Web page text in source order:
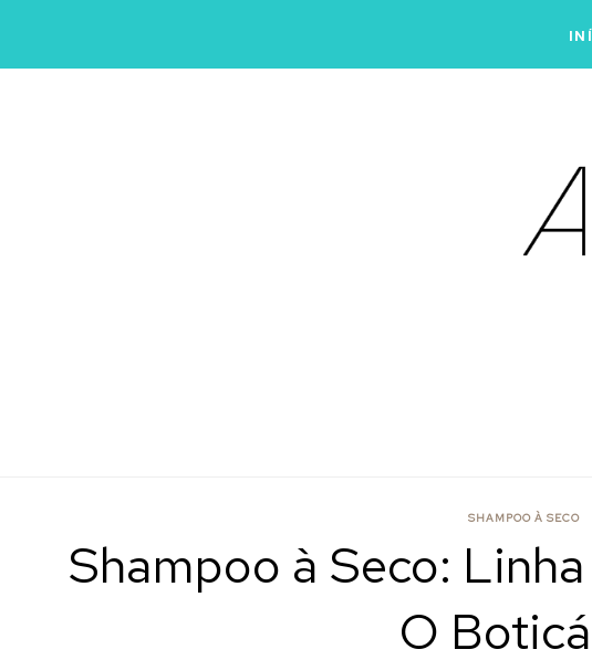
SHAMPOO À SECO
Shampoo à Seco:
O